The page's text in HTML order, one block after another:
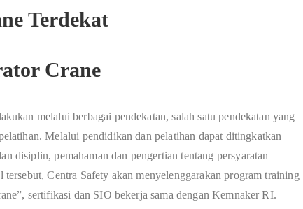
Crane
melalui berbagai pendekatan, salah satu pendekatan yang
Melalui pendidikan dan pelatihan dapat ditingkatkan
disiplin, pemahaman dan pengertian tentang persyaratan
tersebut, Centra Safety akan menyelenggarakan program training
sertifikasi dan SIO bekerja sama dengan Kemnaker RI.